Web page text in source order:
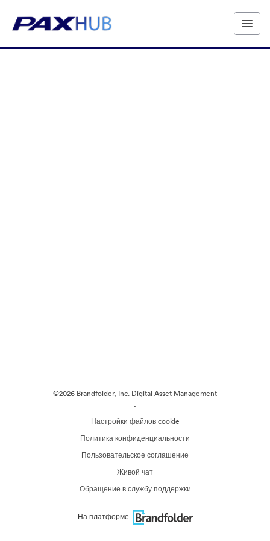
©2026 Brandfolder, Inc. Digital Asset Management
·
Настройки файлов cookie
Политика конфиденциальности
Пользовательское соглашение
Живой чат
Обращение в службу поддержки
На платформе